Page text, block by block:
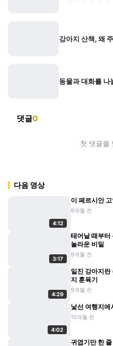
강아지 산책, 왜
동물과 대화를 나
댓글0
첫 댓글을
다음 영상
4:12
이 페르시안
9개월 전
3:17
태어날 때부터
놀라운 비밀
9개월 전
4:29
일진 강아지란
지 훈육기
9개월 전
4:02
낯선 여행지에
10개월 전
귀엽기만 한